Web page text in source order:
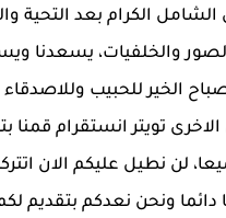
الكرام بعد التحية
والخلفيات، يسعدنا
صباح الخير للحبيب
تويتر انستقرام
لن نطيل عليكم الان
دائما ونحن نعدكم بتقديم